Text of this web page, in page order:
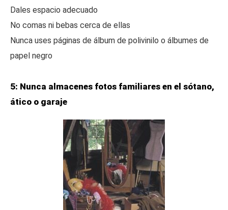
Dales espacio adecuado
No comas ni bebas cerca de ellas
Nunca uses páginas de álbum de polivinilo o álbumes de
papel negro
5: Nunca almacenes fotos familiares en el sótano,
ático o garaje